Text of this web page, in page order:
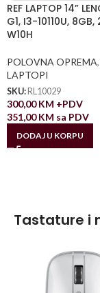
REF LAPTOP 14”
G1, I3-10110U, 8GB,
W10H
POLOVNA OPREMA,
LAPTOPI
SKU: RL10029
300,00KM +PDV
351,00KM sa PDV
DODAJ U KORPU
Tastature i